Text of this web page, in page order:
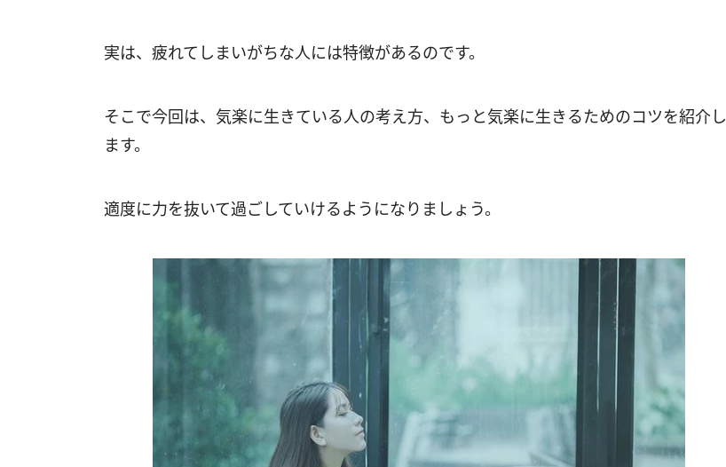
実は、疲れてしまいがちな人には特徴があるのです。
そこで今回は、気楽に生きている人の考え方、もっと気楽に生きるためのコツを紹介し
ます。
適度に力を抜いて過ごしていけるようになりましょう。